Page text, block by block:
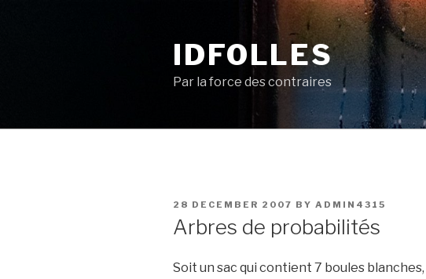
IDFOLLES
Par la force des contraires
POSTED
28 DECEMBER 2007 BY ADMIN4315
Arbres de probabilités
Soit un sac qui contient 7 boules